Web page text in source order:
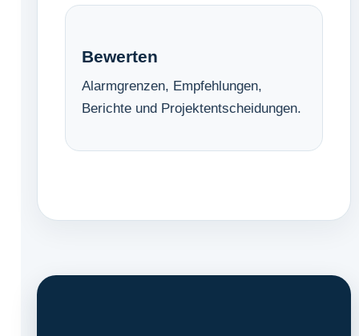
Bewerten
Alarmgrenzen, Empfehlungen,
Berichte und Projektentscheidungen.